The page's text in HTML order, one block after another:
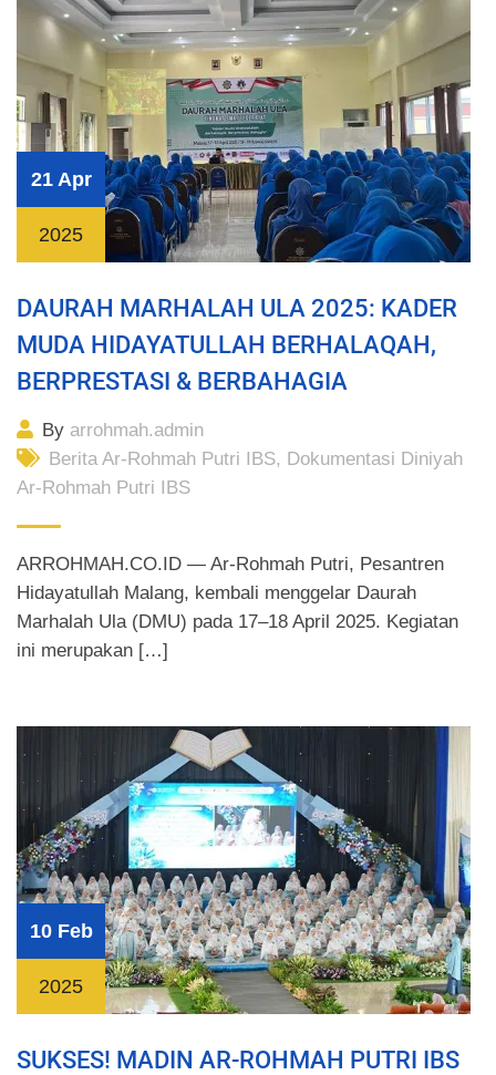
21 Apr
2025
DAURAH MARHALAH ULA 2025: KADER
MUDA HIDAYATULLAH BERHALAQAH,
BERPRESTASI & BERBAHAGIA
By arrohmah.admin
Berita Ar-Rohmah Putri IBS, Dokumentasi Diniyah
Ar-Rohmah Putri IBS
ARROHMAH.CO.ID — Ar-Rohmah Putri, Pesantren
Hidayatullah Malang, kembali menggelar Daurah
Marhalah Ula (DMU) pada 17–18 April 2025. Kegiatan
ini merupakan […]
10 Feb
2025
SUKSES! MADIN AR-ROHMAH PUTRI IBS